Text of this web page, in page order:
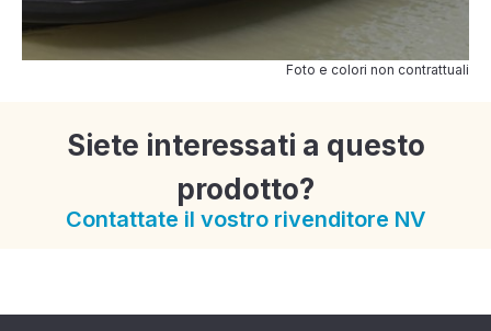
Foto e colori non contrattuali
Siete interessati a questo
prodotto?
Contattate il vostro rivenditore NV